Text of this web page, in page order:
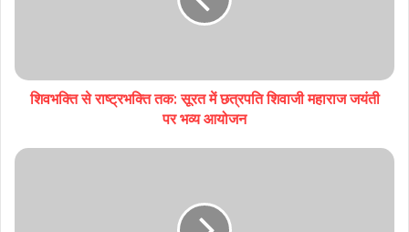
शिवभक्ति से राष्ट्रभक्ति तक: सूरत में छत्रपति शिवाजी महाराज जयंती
पर भव्य आयोजन